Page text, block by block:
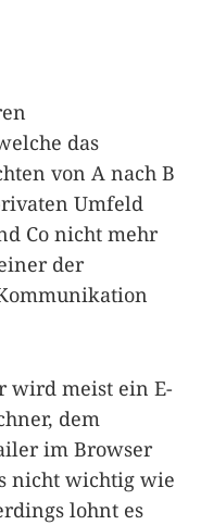
das
von A nach B
Umfeld
Co nicht mehr
der
wird meist ein E-
dem
im Browser
nicht wichtig wie
lohnt es